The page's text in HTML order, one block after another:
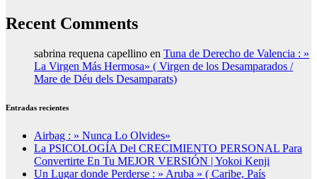
Recent Comments
sabrina requena capellino en Tuna de Derecho de Valencia : »
La Virgen Más Hermosa» ( Virgen de los Desamparados /
Mare de Déu dels Desamparats)
Entradas recientes
Airbag : » Nunca Lo Olvides»
La PSICOLOGÍA Del CRECIMIENTO PERSONAL Para
Convertirte En Tu MEJOR VERSIÓN | Yokoi Kenji
Un Lugar donde Perderse : » Aruba » ( Caribe, País